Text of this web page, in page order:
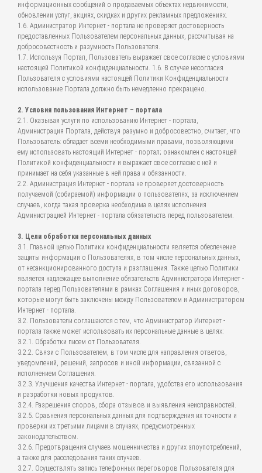
информационных сообщений о продаваемых объектах недвижимости,
обновлении услуг, акциях, скидках и других рекламных предложениях.
1.6. Администратор Интернет - портала не проверяет достоверность
предоставленных Пользователем персональных данных, рассчитывая на
добросовестность и разумность Пользователя.
1.7. Используя Портал, Пользователь выражает свое согласие с условиями
настоящей Политикой конфиденциальности. 1.6. В случае несогласия
Пользователя с условиями настоящей Политики Конфиденциальности
использование Портала должно быть немедленно прекращено.
2. Условия пользования Интернет – портала
2.1. Оказывая услуги по использованию Интернет - портала,
Администрация Портала, действуя разумно и добросовестно, считает, что
Пользователь: обладает всеми необходимыми правами, позволяющими
ему использовать настоящий Интернет - портал; ознакомлен с настоящей
Политикой конфиденциальности и выражает свое согласие с ней и
принимает на себя указанные в ней права и обязанности.
2.2. Администрация Интернет - портала не проверяет достоверность
получаемой (собираемой) информации о пользователях, за исключением
случаев, когда такая проверка необходима в целях исполнения
Администрацией Интернет - портала обязательств перед пользователем.
3. Цели обработки персональных данных
3.1. Главной целью Политики конфиденциальности является обеспечение
защиты информации о Пользователях, в том числе персональных данных,
от несанкционированного доступа и разглашения. Также целью Политики
является надлежащее выполнение обязательств Администратора Интернет -
портала перед Пользователями в рамках Соглашения и иных договоров,
которые могут быть заключены между Пользователем и Администратором
Интернет - портала.
3.2. Пользователи соглашаются с тем, что Администратор Интернет -
портала также может использовать их персональные данные в целях:
3.2.1. Обработки писем от Пользователя.
3.2.2. Связи с Пользователем, в том числе для направления ответов,
уведомлений, решений, запросов и иной информации, связанной с
исполнением Соглашения.
3.2.3. Улучшения качества Интернет - портала, удобства его использования
и разработки новых продуктов.
3.2.4. Разрешения споров, сбора отзывов и выявления неисправностей.
3.2.5. Сравнения персональных данных для подтверждения их точности и
проверки их третьими лицами в случаях, предусмотренных
законодательством.
3.2.6. Предотвращения случаев мошенничества и других злоупотреблений,
а также для расследования таких случаев.
3.2.7. Осуществлять запись телефонных переговоров Пользователя для